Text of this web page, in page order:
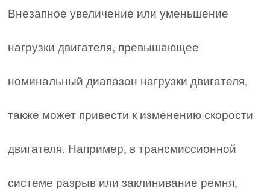
Внезапное увеличение или уменьшение
нагрузки двигателя, превышающее
номинальный диапазон нагрузки двигателя,
также может привести к изменению скорости
двигателя. Например, в трансмиссионной
системе разрыв или заклинивание ремня,